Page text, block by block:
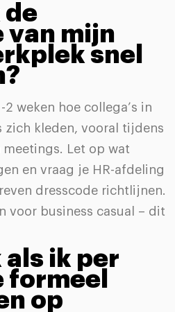
de
van mijn
snel
2 weken hoe collega’s in
kleden, vooral tijdens
Let op wat
en vraag je HR-afdeling
dresscode richtlijnen.
voor business casual – dit
als ik per
formeel
op